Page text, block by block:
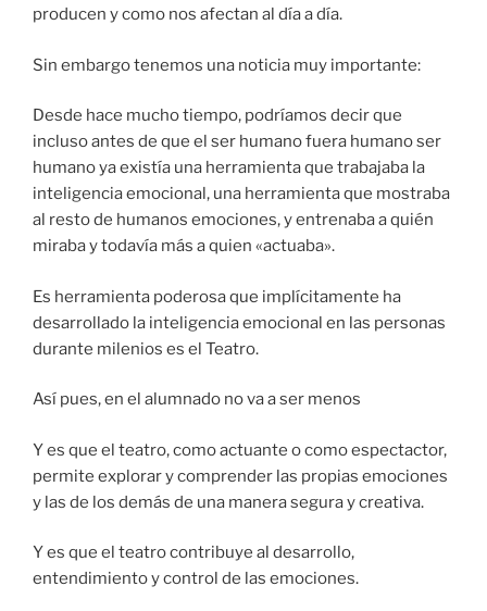
producen y como nos afectan al día a día.
Sin embargo tenemos una noticia muy importante:
Desde hace mucho tiempo, podríamos decir que
incluso antes de que el ser humano fuera humano ser
humano ya existía una herramienta que trabajaba la
inteligencia emocional, una herramienta que mostraba
al resto de humanos emociones, y entrenaba a quién
miraba y todavía más a quien «actuaba».
Es herramienta poderosa que implícitamente ha
desarrollado la inteligencia emocional en las personas
durante milenios es el Teatro.
Así pues, en el alumnado no va a ser menos
Y es que el teatro, como actuante o como espectactor,
permite explorar y comprender las propias emociones
y las de los demás de una manera segura y creativa.
Y es que el teatro contribuye al desarrollo,
entendimiento y control de las emociones.